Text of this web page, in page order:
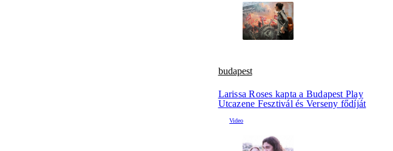
budapest
Larissa Roses kapta a Budapest Play
Utcazene Fesztivál és Verseny fődíját